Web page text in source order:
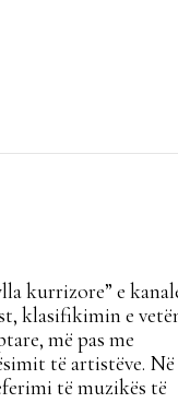
kurrizore” e
klasifikimin e
më pas me
të artistëve. Në
të muzikës të